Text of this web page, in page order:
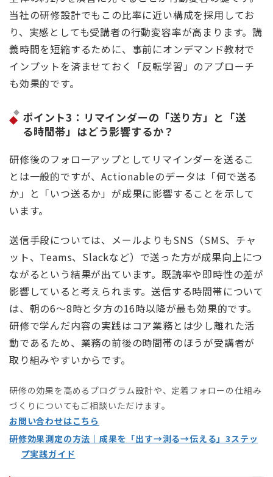
当社の研修設計でもこの比率に近い構成を採用してお
り、実感としても受講者の行動変容率が高まります。講
義時間を短縮するために、事前にオンデマンド教材で
インプットを済ませておく「反転学習」のアプローチ
も効果的です。
ポイント3：リマインダーの「送り方」と「送
る時間帯」はどう影響するか？
研修後のフォローアップとしてリマインダーを送るこ
とは一般的ですが、Actionableのデータは「何で送る
か」と「いつ送るか」が成果に影響することを示して
います。
送信手段については、メールよりもSNS（SMS、チャ
ット、Teams、Slackなど）で送った方が成果向上につ
ながるという結果が出ています。既読率や即時性の差が
影響していると考えられます。送信する時間帯について
は、朝の6〜8時と夕方の16時以降が最も効果的です。
研修で学んだ内容の実践はコア業務とは少し離れた活
動であるため、業務の前後の時間帯のほうが受講者が
取り組みやすいからです。
研修の効果を高めるプログラム設計や、定着フォローの仕組み
づくりについてもご相談いただけます。
お問い合わせはこちら
研修効果測定の方法｜成果を「出す→測る→伝える」3ステッ
プ実践ガイド